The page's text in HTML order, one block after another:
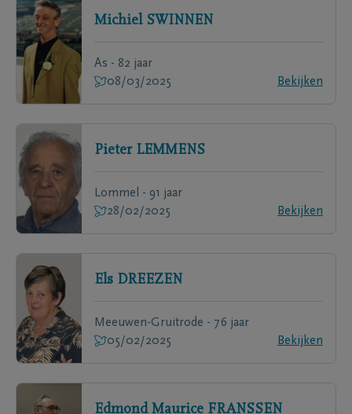
Michiel SWINNEN
As - 82 jaar
08/03/2025
Bekijken
Pieter LEMMENS
Lommel - 91 jaar
28/02/2025
Bekijken
Els DREEZEN
Meeuwen-Gruitrode - 76 jaar
05/02/2025
Bekijken
Edmond Maurice FRANSSEN